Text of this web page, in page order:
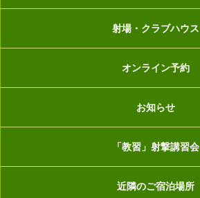
射場・クラブハウス
オンライン予約
お知らせ
「教習」射撃講習会
近隣のご宿泊場所